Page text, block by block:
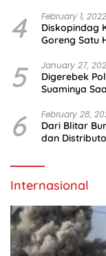
4 February 1, 2022
Diskopindag
Goreng Satu
5 January 27,
Digerebek
Suaminya
6 February 28,
Dari Blitar
dan
Internasional